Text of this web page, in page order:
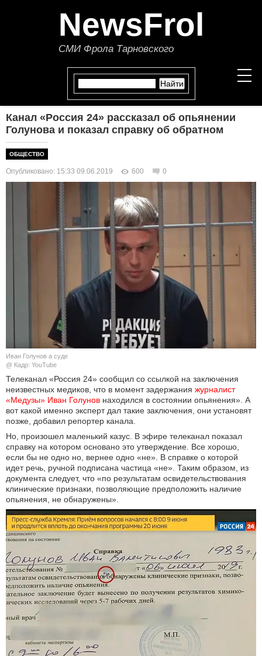
NewsFrol
СМИ Фрола Тарновского
НОВОСТИ
ПОЛИТИКА
ЭКОНОМИКА
В МИРЕ
ОБЩЕСТВО
КУЛЬТУРА
СПОРТ
АВТО И МОТО
ЭГОИЗМ
БЛОГ
Канал «Россия 24» рассказал об опьянении
Голунова и показал справку об обратном
ОБЩЕСТВО
Опубликовано: 15:33 09.06.2019 600 0
Иван Голунов а суде
@ Кадр: YouTube
Телеканал «Россия 24» сообщил со ссылкой на заключения
неизвестных медиков, что в момент задержания журналист
«Медузы» Иван Голунов находился в состоянии опьянения». А
вот какой именно эксперт дал такие заключения, они установят
позже, добавил репортер канала.
Но, произошел маленький казус. В эфире телеканал показал
справку на котором основано это утверждение. Все хорошо,
если бы не одно но, вернее одно «не». В справке о которой
идет речь, ручной подписана частица «не». Таким образом, из
документа следует, что «по результатам освидетельствования
клинические признаки, позволяющие предположить наличие
опьянения, не обнаружены».